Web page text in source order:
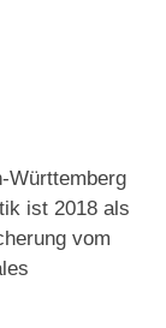
Württemberg
ist 2018 als
vom